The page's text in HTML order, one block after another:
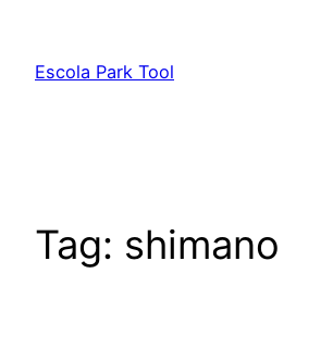
Escola Park Tool
Tag: shimano